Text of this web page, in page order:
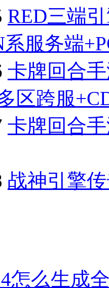
RED三端
服务端
卡牌回合
区跨服
卡牌回合
战神引擎
怎么生成